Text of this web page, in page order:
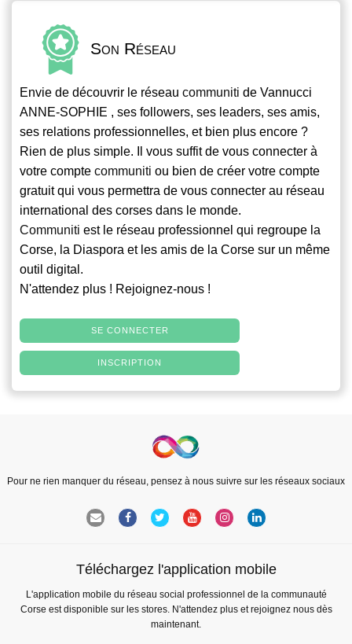
Son Réseau
Envie de découvrir le réseau communiti de Vannucci
ANNE-SOPHIE , ses followers, ses leaders, ses amis,
ses relations professionnelles, et bien plus encore ?
Rien de plus simple. Il vous suffit de vous connecter à
votre compte communiti ou bien de créer votre compte
gratuit qui vous permettra de vous connecter au réseau
international des corses dans le monde.
Communiti est le réseau professionnel qui regroupe la
Corse, la Diaspora et les amis de la Corse sur un même
outil digital.
N'attendez plus ! Rejoignez-nous !
SE CONNECTER
INSCRIPTION
Pour ne rien manquer du réseau, pensez à nous suivre sur les réseaux sociaux
Téléchargez l'application mobile
L'application mobile du réseau social professionnel de la communauté
Corse est disponible sur les stores. N'attendez plus et rejoignez nous dès
maintenant.